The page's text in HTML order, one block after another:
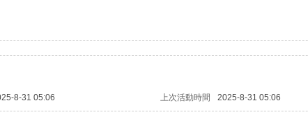
8-31 05:06 上次活動時間 2025-8-31 05:06